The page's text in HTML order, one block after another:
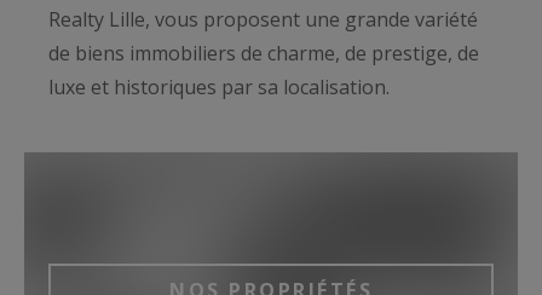
Realty Lille, vous proposent une grande variété
de biens immobiliers de charme, de prestige, de
luxe et historiques par sa localisation.